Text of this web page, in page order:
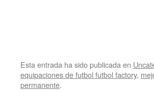
Esta entrada ha sido publicada en
equipaciones de futbol futbol factory,
permanente.